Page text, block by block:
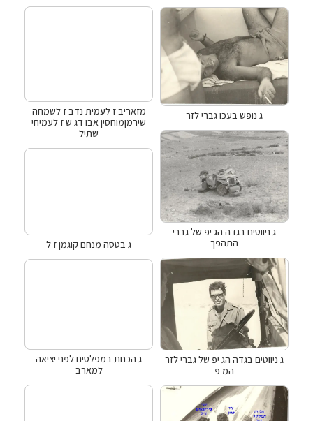
ג נופש בעכו גברי לזר
ג ניווטים בגדה הג יפ של גברי
התהפך
ג ניווטים בגדה הג יפ של גברי לזר
המ פ
מזאריב ז לעמית נדב ז לשמחה
שירמןמוחסין אבו דג ש ז לעמיחי
שתיל
ג בטסה מנחם קוגמן ז ל
ג הכנות במפלסים לפני יציאה
למארב